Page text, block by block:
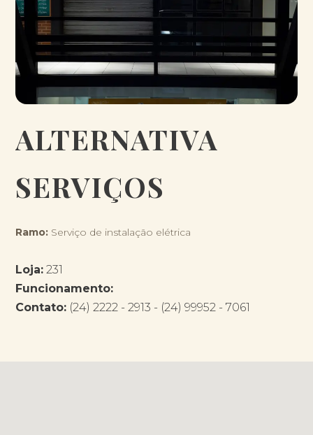
ALTERNATIVA
SERVIÇOS
Ramo: Serviço de instalação elétrica
Loja: 231
Funcionamento:
Contato: (24) 2222 - 2913 - (24) 99952 - 7061